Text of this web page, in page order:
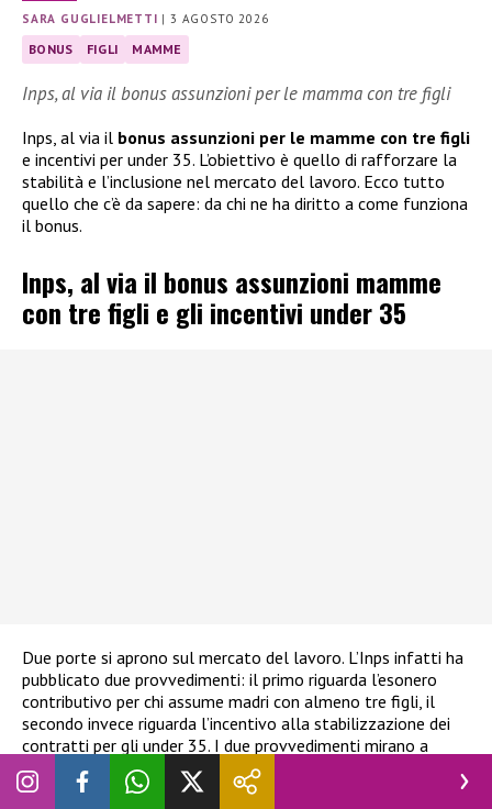
SARA GUGLIELMETTI |3 AGOSTO 2026
BONUS FIGLI MAMME
Inps, al via il bonus assunzioni per le mamma con tre figli
Inps, al via il bonus assunzioni per le mamme con tre figli
e incentivi per under 35. L’obiettivo è quello di rafforzare la
stabilità e l’inclusione nel mercato del lavoro. Ecco tutto
quello che c’è da sapere: da chi ne ha diritto a come funziona
il bonus.
Inps, al via il bonus assunzioni mamme
con tre figli e gli incentivi under 35
Due porte si aprono sul mercato del lavoro. L’Inps infatti ha
pubblicato due provvedimenti: il primo riguarda l’esonero
contributivo per chi assume madri con almeno tre figli, il
secondo invece riguarda l’incentivo alla stabilizzazione dei
contratti per gli under 35. I due provvedimenti mirano a
rafforzare la stabilità e l’inclusione nel mercato del lavoro.
Soffermiamoci sul primo provvedimento. Per la ministra del